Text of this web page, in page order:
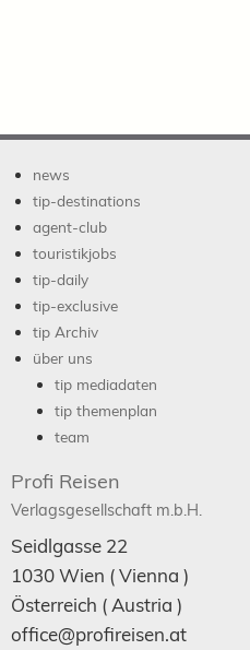
news
tip-destinations
agent-club
touristikjobs
tip-daily
tip-exclusive
tip Archiv
über uns
tip mediadaten
tip themenplan
team
Profi Reisen
Verlagsgesellschaft m.b.H.
Seidlgasse 22
1030Wien ( Vienna )
Österreich ( Austria )
office@profireisen.at